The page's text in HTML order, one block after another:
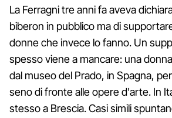
La Ferragni tre anni fa aveva
biberon in pubblico ma di
donne che invece lo fanno. Un
spesso viene a mancare: una
dal museo del Prado, in Spagna,
seno di fronte alle opere d'arte. In
stesso a Brescia. Casi simili